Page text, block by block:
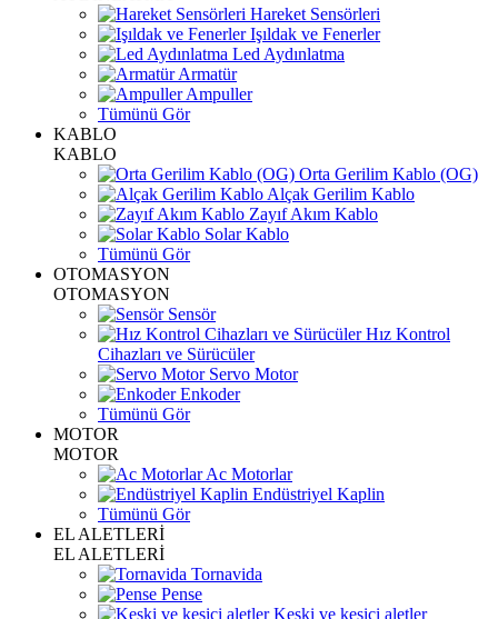
Hareket Sensörleri
Işıldak ve Fenerler
Led Aydınlatma
Armatür
Ampuller
Tümünü Gör
KABLO
KABLO
Orta Gerilim Kablo (OG)
Alçak Gerilim Kablo
Zayıf Akım Kablo
Solar Kablo
Tümünü Gör
OTOMASYON
OTOMASYON
Sensör
Hız Kontrol
Cihazları ve Sürücüler
Servo Motor
Enkoder
Tümünü Gör
MOTOR
MOTOR
Ac Motorlar
Endüstriyel Kaplin
Tümünü Gör
EL ALETLERİ
EL ALETLERİ
Tornavida
Pense
Keski ve kesici aletler